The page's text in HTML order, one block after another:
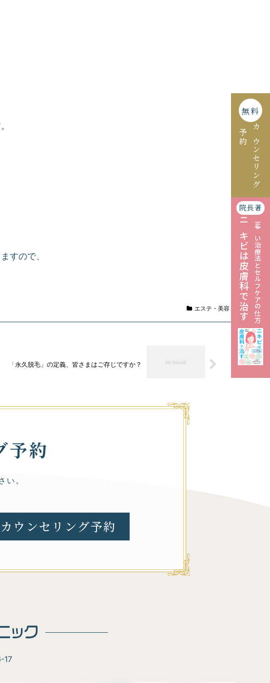
すので、
エステ・美容
「永久脱毛」の定義、皆さまはご存じですか？
予約
い。
ウンセリング予約
17
無料
カウンセリング
予約
院長著
正しい治療法とセルフケアの仕方
ニキビは皮膚科で治す